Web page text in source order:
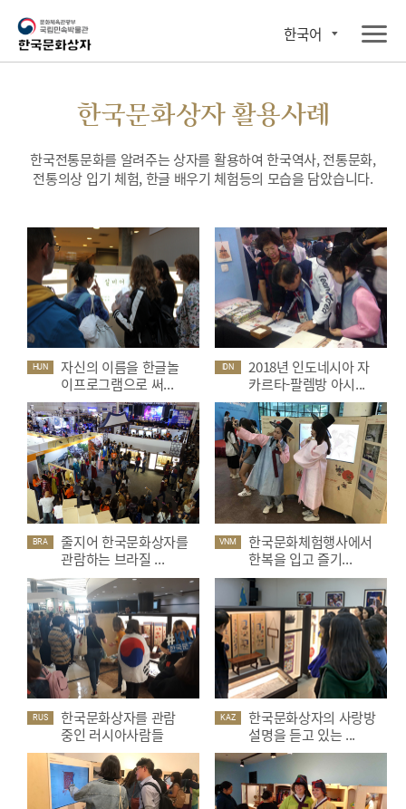
한국어
한국문화상자 활용사례
한국전통문화를 알려주는 상자를 활용하여 한국역사, 전통문화,
전통의상 입기 체험, 한글 배우기 체험등의 모습을 담았습니다.
HUN
자신의 이름을 한글놀
이프로그램으로 써...
IDN
2018년 인도네시아 자
카르타-팔렘방 아시...
BRA
줄지어 한국문화상자를
관람하는 브라질 ...
VNM
한국문화체험행사에서
한복을 입고 즐기...
RUS
한국문화상자를 관람
중인 러시아사람들
KAZ
한국문화상자의 사랑방
설명을 듣고 있는 ...